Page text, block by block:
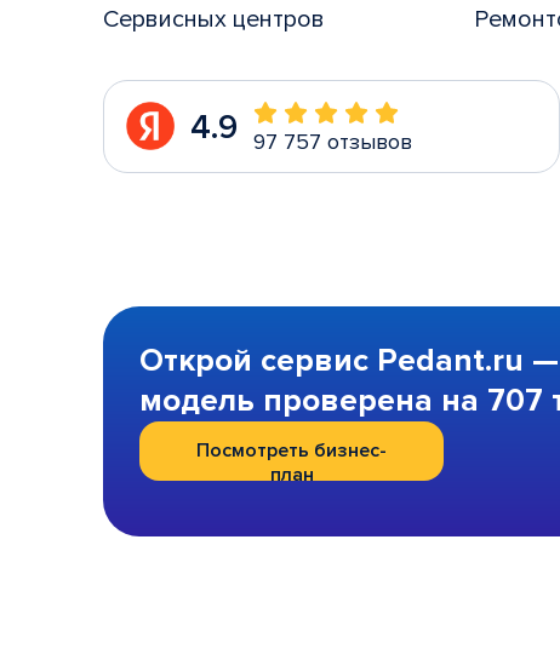
Сервисных центров
4.9 97 757 отзывов
Открой сервис Pedant.ru —
модель проверена на 707
Посмотреть бизнес-
план